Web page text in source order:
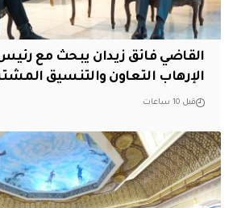
القاضي فائق زيدان يبحث مع
الإرهاب التعاون والتنسيق
قبل 10 ساعات